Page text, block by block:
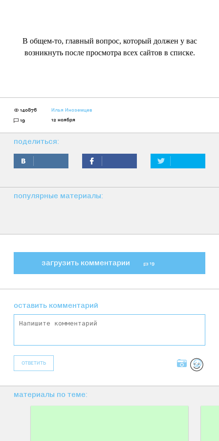
В общем-то, главный вопрос, который должен у вас
возникнуть после просмотра всех сайтов в списке.
140876
19
Илья Иноземцев
12 ноября
поделиться:
популярные материалы:
загрузить комментарии 19
оставить комментарий
ОТВЕТИТЬ
материалы по теме: